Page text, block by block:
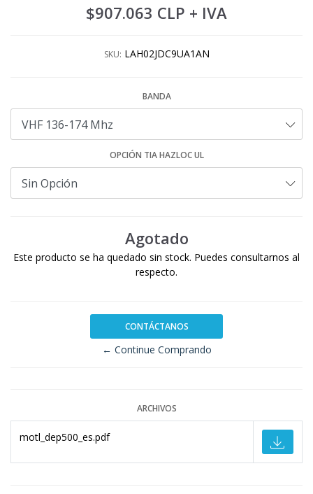
$907.063 CLP + IVA
SKU: LAH02JDC9UA1AN
BANDA
OPCIÓN TIA HAZLOC UL
Agotado
Este producto se ha quedado sin stock. Puedes consultarnos al
respecto.
CONTÁCTANOS
← Continue Comprando
ARCHIVOS
motl_dep500_es.pdf